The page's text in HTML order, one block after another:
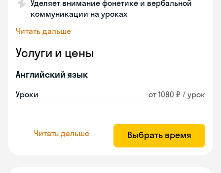
Уделяет внимание фонетике и вербальной
коммуникации на уроках
Читать дальше
Услуги и цены
Английский язык
Уроки от 1090 ₽ / урок
Читать дальше Выбрать время